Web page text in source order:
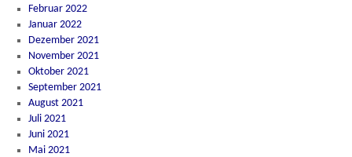
Februar 2022
Januar 2022
Dezember 2021
November 2021
Oktober 2021
September 2021
August 2021
Juli 2021
Juni 2021
Mai 2021